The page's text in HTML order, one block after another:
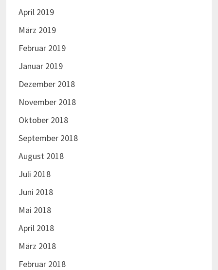
April 2019
März 2019
Februar 2019
Januar 2019
Dezember 2018
November 2018
Oktober 2018
September 2018
August 2018
Juli 2018
Juni 2018
Mai 2018
April 2018
März 2018
Februar 2018